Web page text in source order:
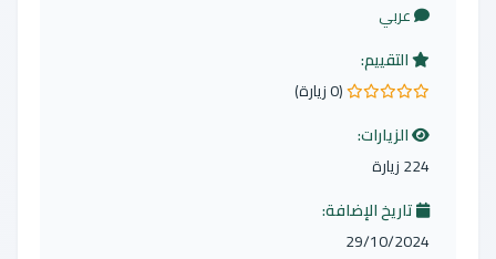
عربي
التقييم:
0.0 من 5 نجوم
(0 زيارة)
الزيارات:
224 زيارة
تاريخ الإضافة:
29/10/2024